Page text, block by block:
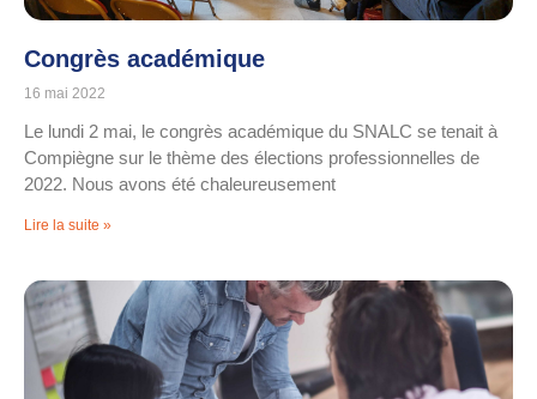
Congrès académique
16 mai 2022
Le lundi 2 mai, le congrès académique du SNALC se tenait à
Compiègne sur le thème des élections professionnelles de
2022. Nous avons été chaleureusement
Lire la suite »